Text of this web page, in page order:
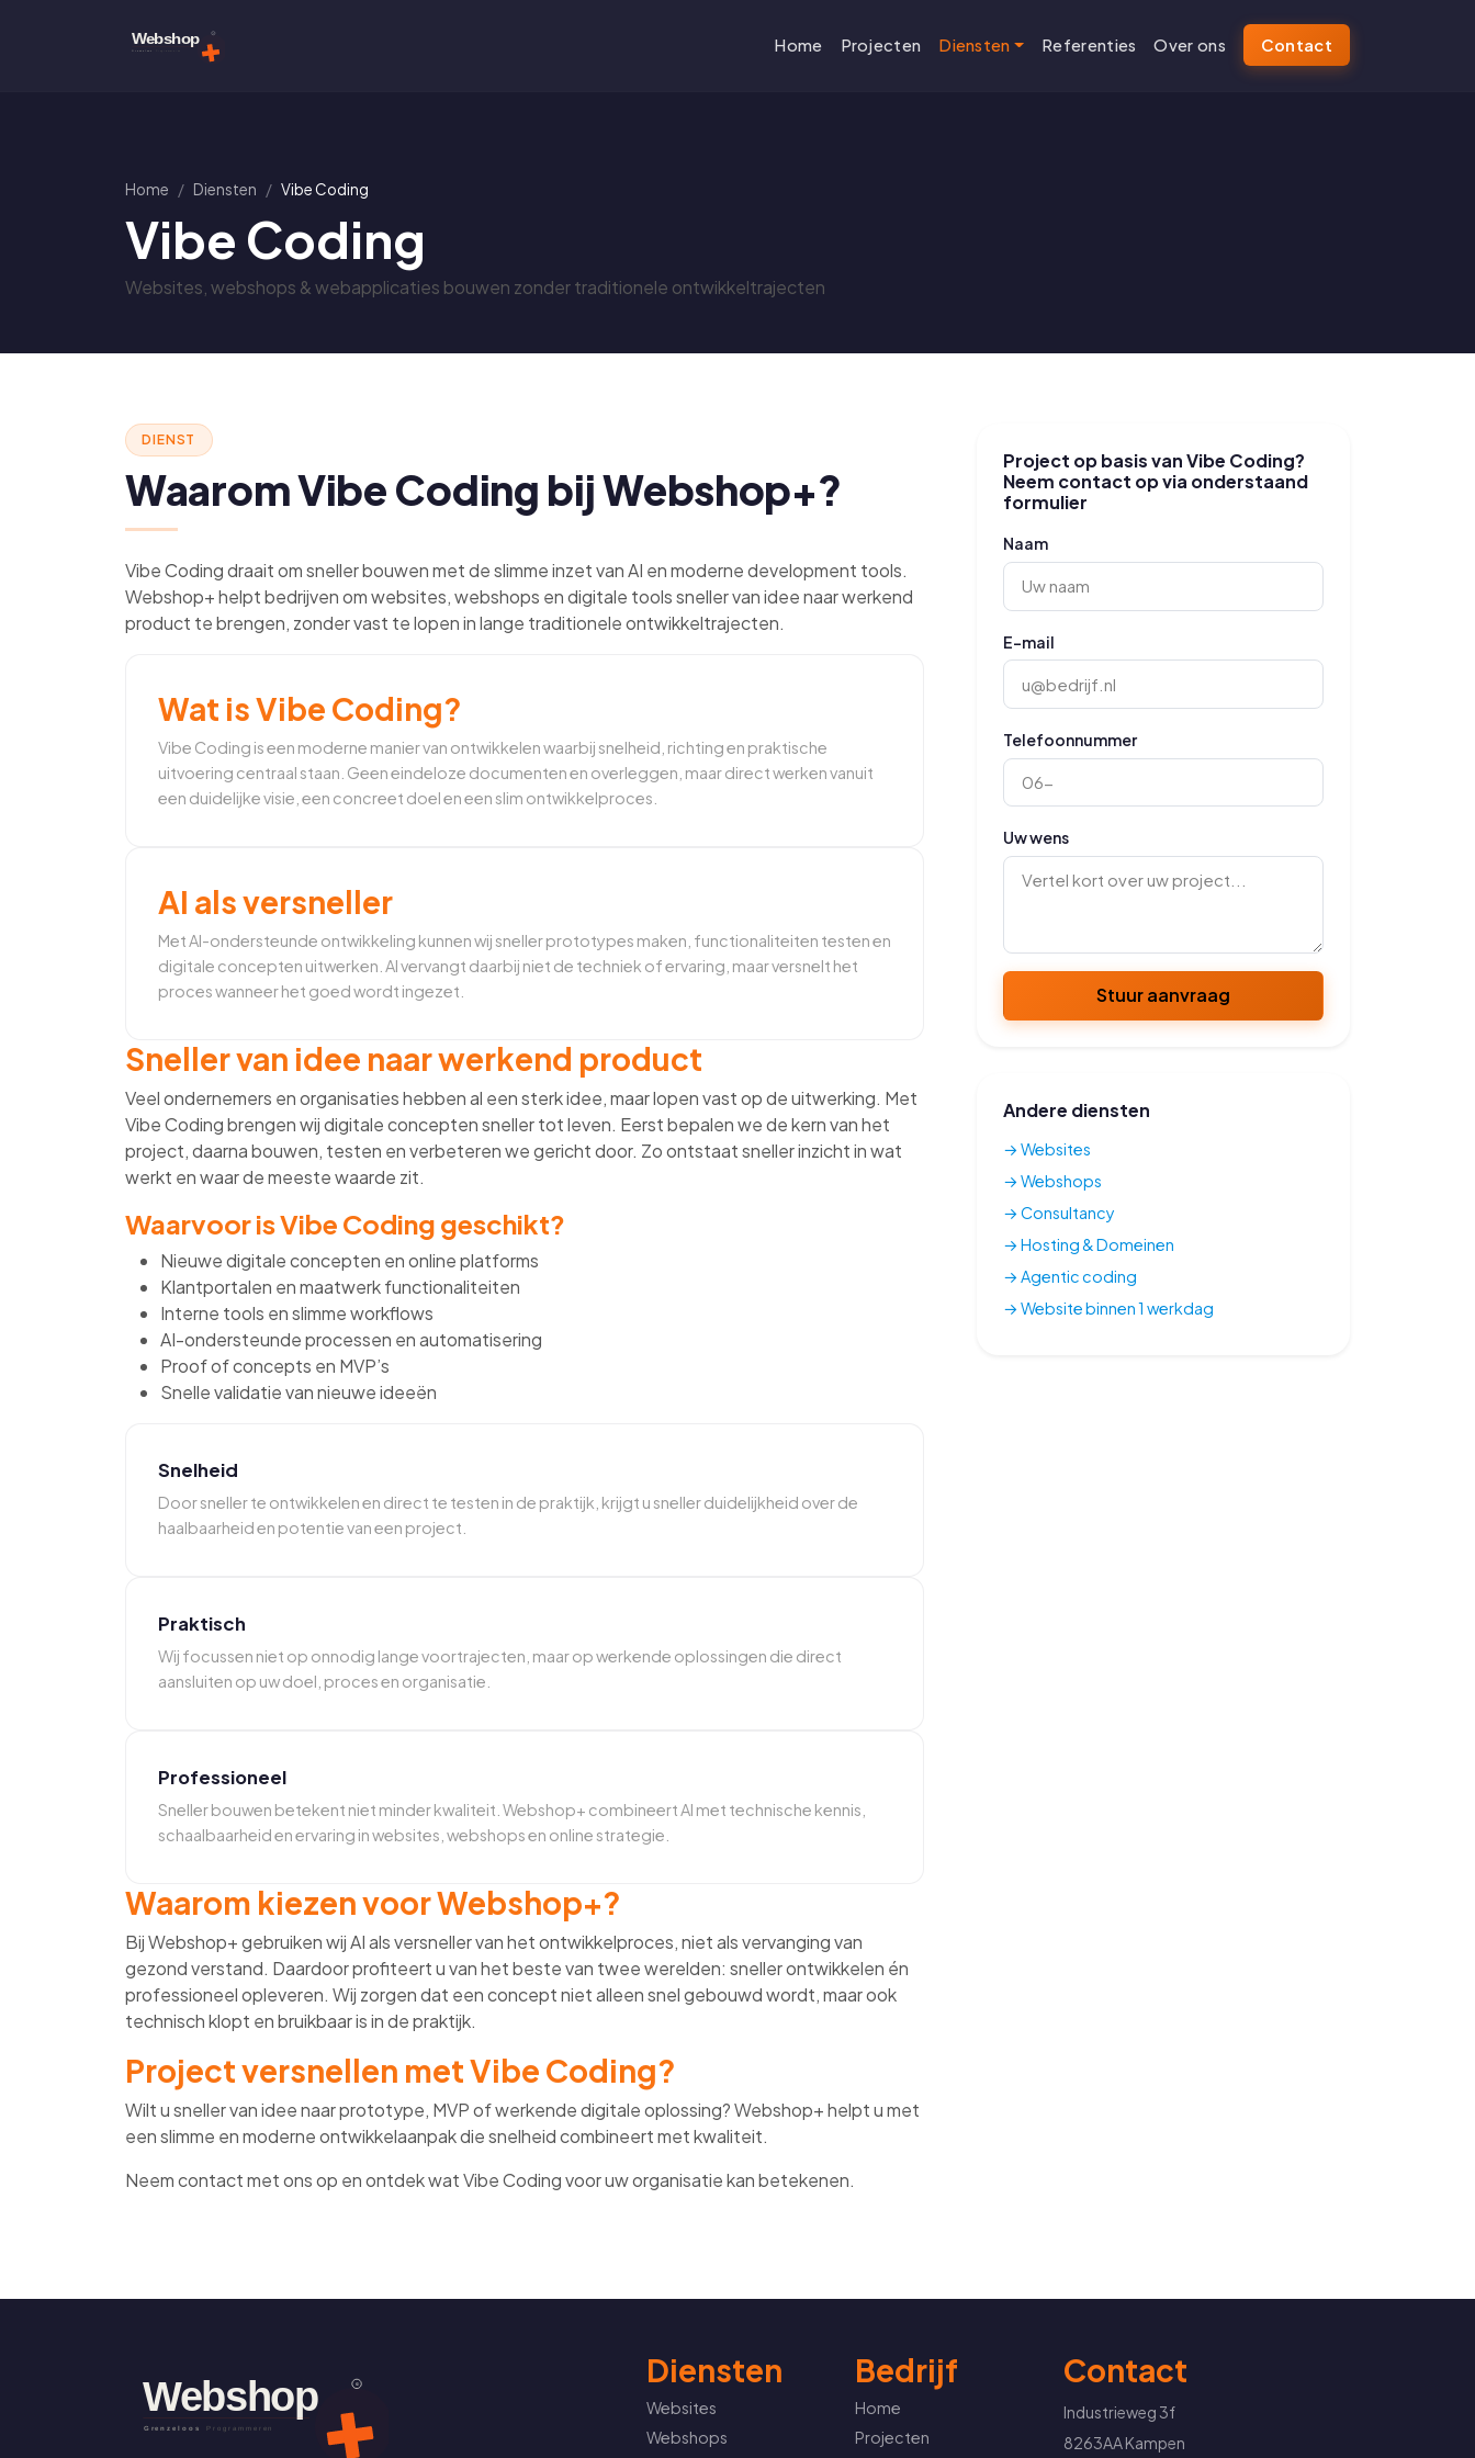
Home Projecten Diensten Referenties Over ons Contact
Home Diensten Vibe Coding
Vibe Coding
Websites, webshops & webapplicaties bouwen zonder traditionele ontwikkeltrajecten
DIENST
Waarom Vibe Coding bij Webshop+?
Vibe Coding draait om sneller bouwen met de slimme inzet van AI en moderne development tools.
Webshop+ helpt bedrijven om websites, webshops en digitale tools sneller van idee naar werkend
product te brengen, zonder vast te lopen in lange traditionele ontwikkeltrajecten.
Wat is Vibe Coding?
Vibe Coding is een moderne manier van ontwikkelen waarbij snelheid, richting en praktische
uitvoering centraal staan. Geen eindeloze documenten en overleggen, maar direct werken vanuit
een duidelijke visie, een concreet doel en een slim ontwikkelproces.
AI als versneller
Met AI-ondersteunde ontwikkeling kunnen wij sneller prototypes maken, functionaliteiten testen en
digitale concepten uitwerken. AI vervangt daarbij niet de techniek of ervaring, maar versnelt het
proces wanneer het goed wordt ingezet.
Sneller van idee naar werkend product
Veel ondernemers en organisaties hebben al een sterk idee, maar lopen vast op de uitwerking. Met
Vibe Coding brengen wij digitale concepten sneller tot leven. Eerst bepalen we de kern van het
project, daarna bouwen, testen en verbeteren we gericht door. Zo ontstaat sneller inzicht in wat
werkt en waar de meeste waarde zit.
Waarvoor is Vibe Coding geschikt?
Nieuwe digitale concepten en online platforms
Klantportalen en maatwerk functionaliteiten
Interne tools en slimme workflows
AI-ondersteunde processen en automatisering
Proof of concepts en MVP’s
Snelle validatie van nieuwe ideeën
Snelheid
Door sneller te ontwikkelen en direct te testen in de praktijk, krijgt u sneller duidelijkheid over de
haalbaarheid en potentie van een project.
Praktisch
Wij focussen niet op onnodig lange voortrajecten, maar op werkende oplossingen die direct
aansluiten op uw doel, proces en organisatie.
Professioneel
Sneller bouwen betekent niet minder kwaliteit. Webshop+ combineert AI met technische kennis,
schaalbaarheid en ervaring in websites, webshops en online strategie.
Waarom kiezen voor Webshop+?
Bij Webshop+ gebruiken wij AI als versneller van het ontwikkelproces, niet als vervanging van
gezond verstand. Daardoor profiteert u van het beste van twee werelden: sneller ontwikkelen én
professioneel opleveren. Wij zorgen dat een concept niet alleen snel gebouwd wordt, maar ook
technisch klopt en bruikbaar is in de praktijk.
Project versnellen met Vibe Coding?
Wilt u sneller van idee naar prototype, MVP of werkende digitale oplossing? Webshop+ helpt u met
een slimme en moderne ontwikkelaanpak die snelheid combineert met kwaliteit.
Neem contact met ons op en ontdek wat Vibe Coding voor uw organisatie kan betekenen.
Project op basis van Vibe Coding?
Neem contact op via onderstaand
formulier
Naam
E-mail
Telefoonnummer
Uw wens
Stuur aanvraag
Andere diensten
→ Websites
→ Webshops
→ Consultancy
→ Hosting & Domeinen
→ Agentic coding
→ Website binnen 1 werkdag
Diensten
Websites
Webshops
Bedrijf
Home
Projecten
Contact
Industrieweg 3f
8263AA Kampen